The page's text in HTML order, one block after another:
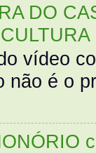
DO
vídeo
não é o